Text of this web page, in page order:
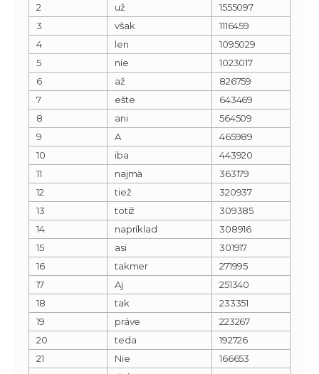
2
už
1555097
3
však
1116459
4
len
1095029
5
nie
1023017
6
až
826759
7
ešte
643469
8
ani
564509
9
A
465989
10
iba
443920
11
najmä
363179
12
tiež
320937
13
totiž
309385
14
napríklad
308916
15
asi
301917
16
takmer
271995
17
Aj
251340
18
tak
233351
19
práve
223267
20
teda
192726
21
Nie
166653